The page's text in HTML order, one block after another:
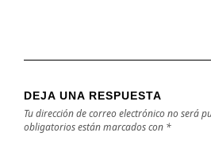
DEJA UNA RESPUESTA
Tu dirección de correo electrónico no será
obligatorios están marcados con *